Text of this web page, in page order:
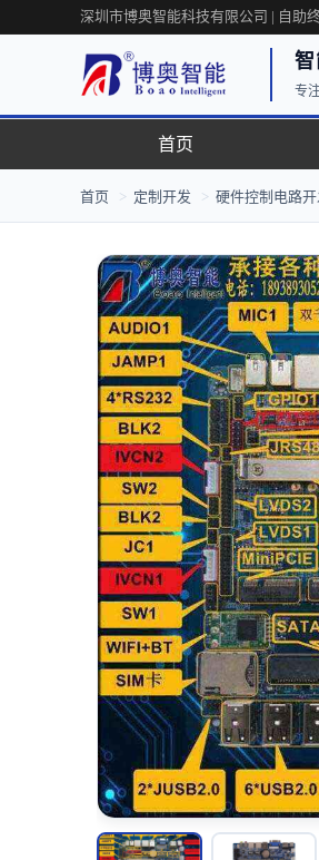
深圳市博奥智能科技有限公司 | 自助
专
首页
首页 > 定制开发 > 硬件控制电路开